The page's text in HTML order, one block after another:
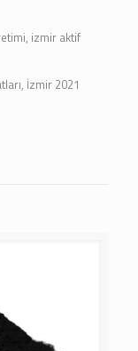
izmir aktif
İzmir 2021